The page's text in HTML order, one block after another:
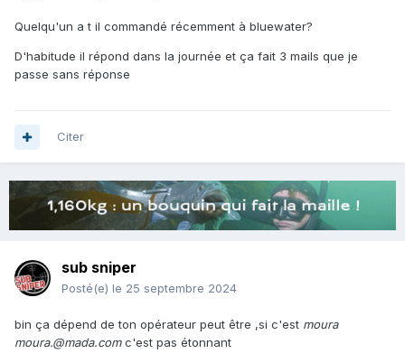
Quelqu'un a t il commandé récemment à bluewater?
D'habitude il répond dans la journée et ça fait 3 mails que je
passe sans réponse
Citer
sub sniper
Posté(e) le 25 septembre 2024
bin ça dépend de ton opérateur peut être ,si c'est moura
moura.@mada.comc'est pas étonnant